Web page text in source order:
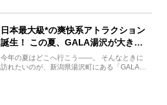
日本最大級*の爽快系アトラクション
誕生！ この夏、GALA湯沢が大きく
生まれ変わる
今年の夏はどこへ行こう――。 そんなときに
訪れたいのが、新潟県湯沢町にある「GALA湯